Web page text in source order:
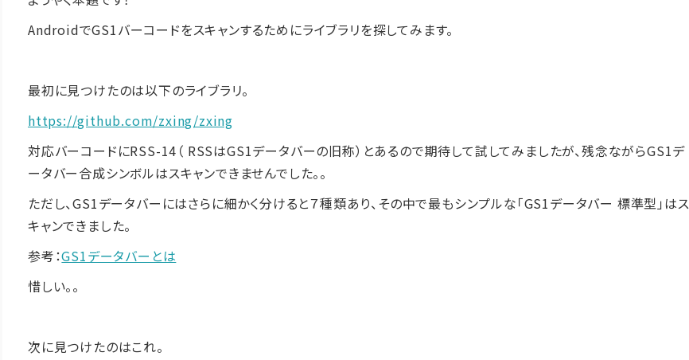
AndroidでGS1バーコードをスキャンするためにライブラリを探してみます。
最初に見つけたのは以下のライブラリ。
https://github.com/zxing/zxing
対応バーコードにRSS-14（ RSSはGS1データバーの旧称）とあるので期待して試してみましたが、残念ながらGS1デ
ータバー合成シンボルはスキャンできませんでした。。
ただし、GS1データバーにはさらに細かく分けると７種類あり、その中で最もシンプルな「GS1データバー 標準型」はス
キャンできました。
参考：GS1データバーとは
惜しい。。
次に見つけたのはこれ。